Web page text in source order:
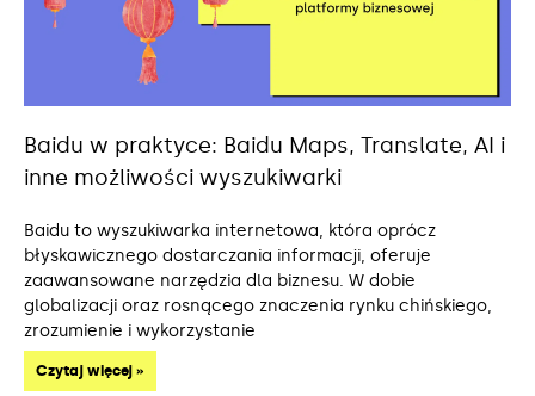
Baidu w praktyce: Baidu Maps, Translate, AI i
inne możliwości wyszukiwarki
Baidu to wyszukiwarka internetowa, która oprócz
błyskawicznego dostarczania informacji, oferuje
zaawansowane narzędzia dla biznesu. W dobie
globalizacji oraz rosnącego znaczenia rynku chińskiego,
zrozumienie i wykorzystanie
Czytaj więcej »